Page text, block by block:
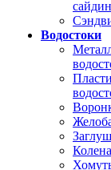
Водостоки